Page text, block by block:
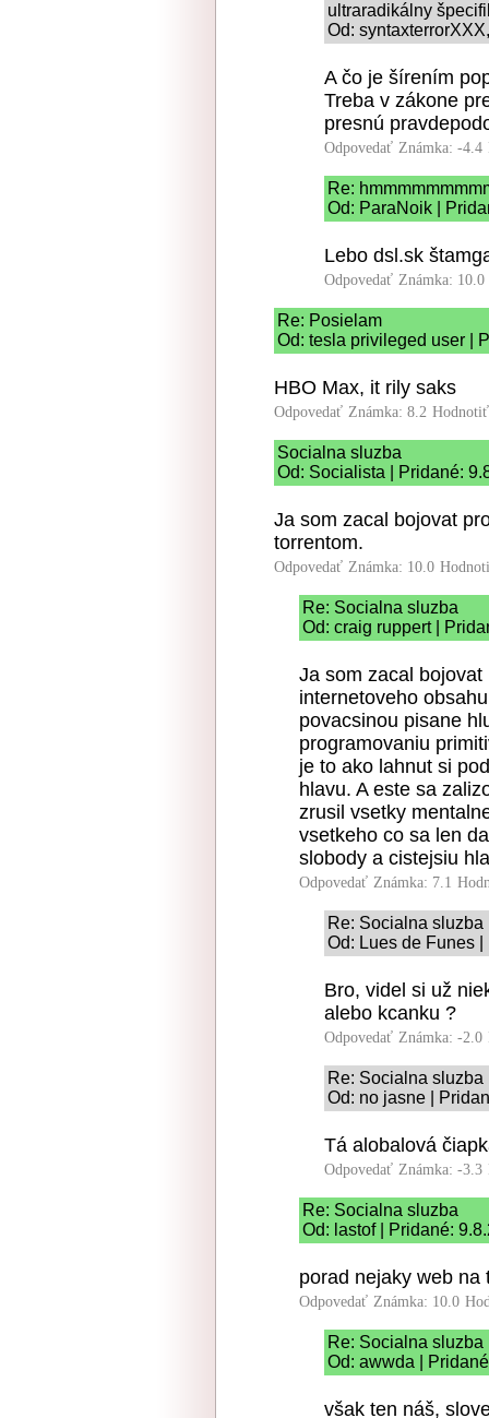
ultraradikálny
Od:
A čo je šírením
Treba v zákone
presnú
Odpovedať Známka: -4.4
Re:
Od: ParaNoik |
Lebo dsl.sk
Odpovedať Známka: 10.0
Re: Posielam
Od: tesla privileged user |
HBO Max, it rily saks
Odpovedať Známka: 8.2
Socialna sluzba
Od: Socialista | Pridané:
Ja som zacal bojovat
torrentom.
Odpovedať Známka: 10.0
Re: Socialna sluzba
Od: craig ruppert |
Ja som zacal
internetoveho
povacsinou pisane
programovaniu
je to ako lahnut si
hlavu. A este sa
zrusil vsetky
vsetkeho co sa len
slobody a cistejsiu
Odpovedať Známka: 7.1
Re: Socialna sluzba
Od: Lues de Funes
Bro, videl si už
alebo kcanku ?
Odpovedať Známka: -2.0
Re: Socialna sluzba
Od: no jasne |
Tá alobalová
Odpovedať Známka: -3.3
Re: Socialna sluzba
Od: lastof | Pridané:
porad nejaky web na
Odpovedať Známka: 10.0
Re: Socialna sluzba
Od: awwda |
však ten náš,